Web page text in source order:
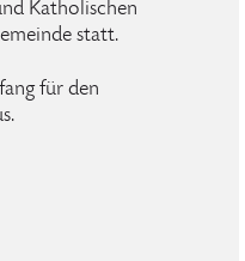
Katholischen
statt.
für den